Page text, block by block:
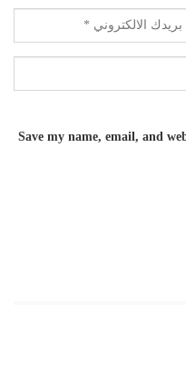
Save my name, email, and